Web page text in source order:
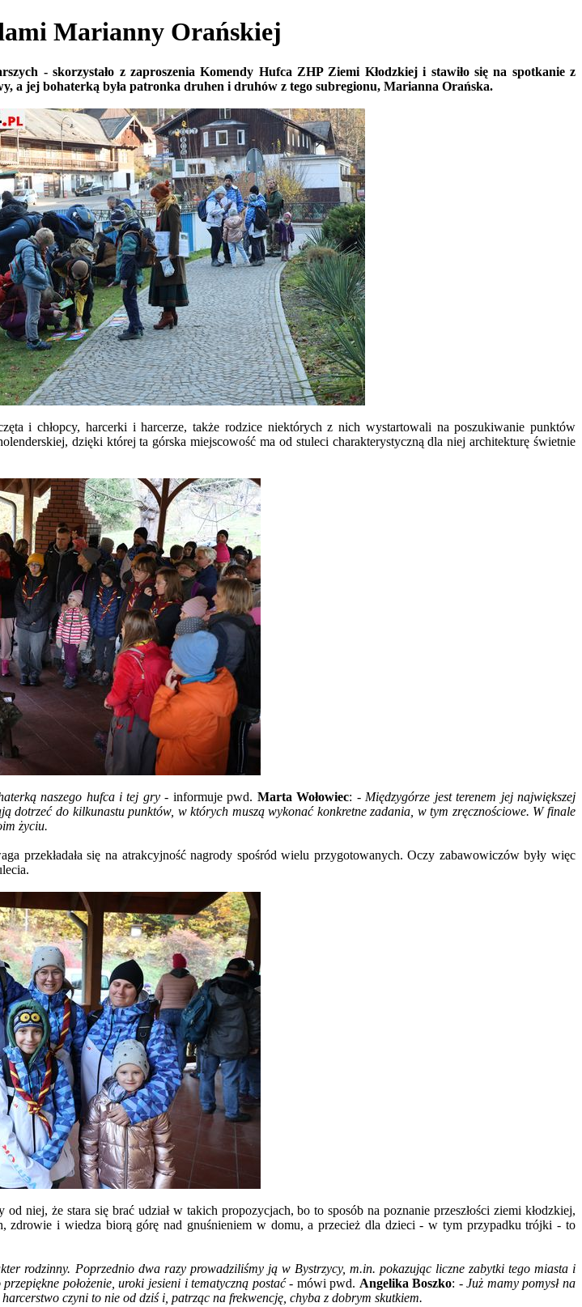
Marianny Orańskiej
- skorzystało z zaproszenia Komendy Hufca ZHP Ziemi Kłodzkiej i stawiło się na spotkanie z
a jej bohaterką była patronka druhen i druhów z tego subregionu, Marianna Orańska.
i chłopcy, harcerki i harcerze, także rodzice niektórych z nich wystartowali na poszukiwanie punktów
dzięki której ta górska miejscowość ma od stuleci charakterystyczną dla niej architekturę świetnie
naszego hufca i tej gry - informuje pwd. Marta Wołowiec: - Międzygórze jest terenem jej największej
dotrzeć do kilkunastu punktów, w których muszą wykonać konkretne zadania, w tym zręcznościowe. W finale
życiu.
przekładała się na atrakcyjność nagrody spośród wielu przygotowanych. Oczy zabawowiczów były więc
niej, że stara się brać udział w takich propozycjach, bo to sposób na poznanie przeszłości ziemi kłodzkiej,
i wiedza biorą górę nad gnuśnieniem w domu, a przecież dla dzieci - w tym przypadku trójki - to
rodzinny. Poprzednio dwa razy prowadziliśmy ją w Bystrzycy, m.in. pokazując liczne zabytki tego miasta i
położenie, uroki jesieni i tematyczną postać - mówi pwd. Angelika Boszko: - Już mamy pomysł na
czyni to nie od dziś i, patrząc na frekwencję, chyba z dobrym skutkiem.